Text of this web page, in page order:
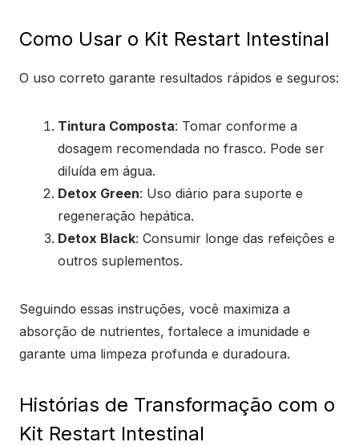
Como Usar o Kit Restart Intestinal
O uso correto garante resultados rápidos e seguros:
Tintura Composta: Tomar conforme a
dosagem recomendada no frasco. Pode ser
diluída em água.
Detox Green: Uso diário para suporte e
regeneração hepática.
Detox Black: Consumir longe das refeições e
outros suplementos.
Seguindo essas instruções, você maximiza a
absorção de nutrientes, fortalece a imunidade e
garante uma limpeza profunda e duradoura.
Histórias de Transformação com o
Kit Restart Intestinal